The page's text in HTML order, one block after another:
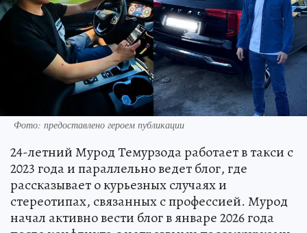
Фото: предоставлено героем публикации
24-летний Мурод Темурзода работает в такси с
2023 года и параллельно ведет блог, где
рассказывает о курьезных случаях и
стереотипах, связанных с профессией. Мурод
начал активно вести блог в январе 2026 года